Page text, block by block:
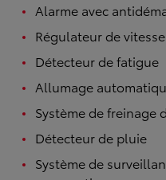
Alarme avec
Régulateur de vitesse
Détecteur de fatigue
Allumage
Système de freinage
Détecteur de pluie
Système de